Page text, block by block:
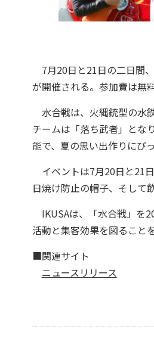
7月20日と21日の二日間
が開催される。参加費は無
水合戦は、火縄銃型の水
チームは「落ち武者」とな
能で、夏の思い出作りにぴ
イベントは7月20日と21
日焼け防止の帽子、そして
IKUSAは、「水合戦」を
活動と集客効果を図ること
■関連サイト
ニュースリリース